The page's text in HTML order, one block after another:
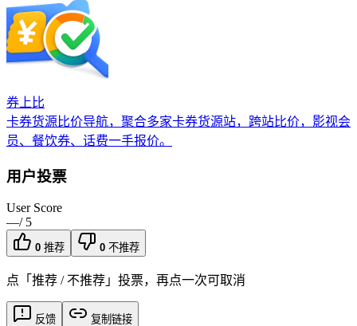
券上比
卡券货源比价导航，聚合多家卡券货源站，跨站比价，影视会
员、餐饮券、话费一手报价。
用户投票
User Score
—/ 5
0 推荐 0 不推荐
点「推荐 / 不推荐」投票，再点一次可取消
反馈 复制链接